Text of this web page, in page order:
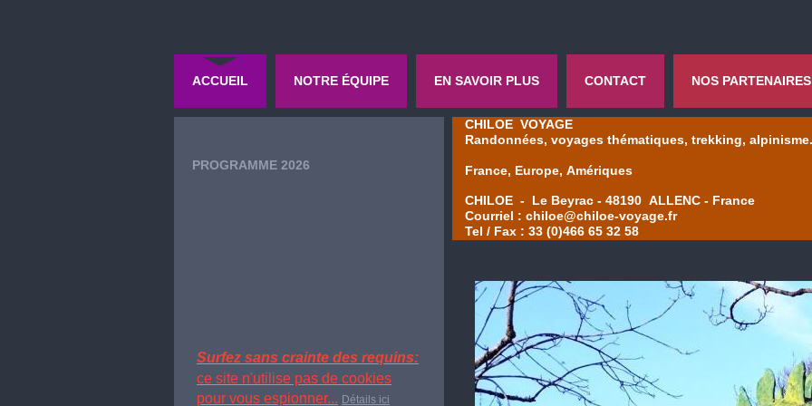
ACCUEIL NOTRE ÉQUIPE EN SAVOIR PLUS CONTACT NOS PARTENAIRES
CHILOE VOYAGE
Randonnées, voyages thématiques, trekking,
France, Europe, Amériques
CHILOE - Le Beyrac - 48190 ALLENC - France
Courriel : chiloe@chiloe-voyage.fr
Tel / Fax : 33 (0)466 65 32 58
PROGRAMME 2026
Surfez sans crainte des requins:
ce site n'utilise pas de cookies
pour vous espionner... Détails ici